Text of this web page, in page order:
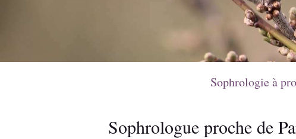
Sophrologie à
Sophrologue proche de